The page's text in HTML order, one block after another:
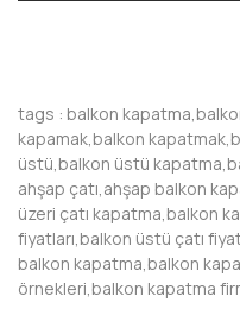
tags : balkon
kapamak,balkon
üstü,balkon üstü
ahşap çatı,ahşap balkon
üzeri çatı kapatma,balkon
fiyatları,balkon üstü çatı
balkon kapatma,balkon
örnekleri,balkon kapatma